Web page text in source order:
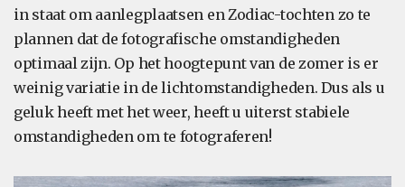
in staat om aanlegplaatsen en Zodiac-tochten zo te
plannen dat de fotografische omstandigheden
optimaal zijn. Op het hoogtepunt van de zomer is er
weinig variatie in de lichtomstandigheden. Dus als u
geluk heeft met het weer, heeft u uiterst stabiele
omstandigheden om te fotograferen!